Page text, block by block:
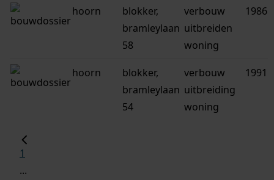
hoorn
blokker,
bramleylaan
58
verbouw
uitbreiden
woning
1986
hoorn
blokker,
bramleylaan
54
verbouw
uitbreiding
woning
1991
1
...